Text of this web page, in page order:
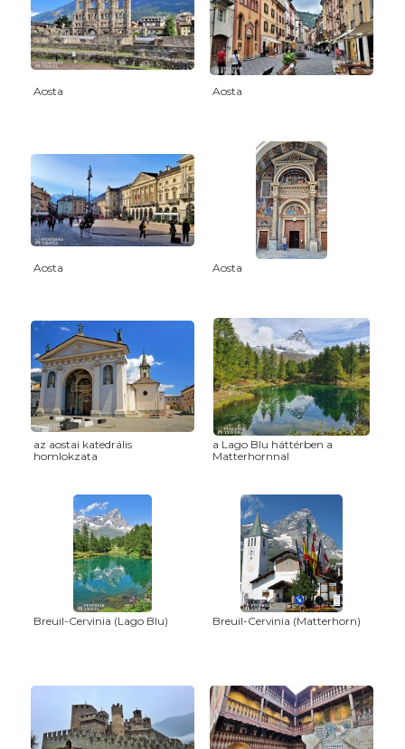
Aosta Aosta
Aosta Aosta
az aostai katedrális
homlokzata
a Lago Blu háttérben a
Matterhornnal
Breuil-Cervinia (Lago Blu) Breuil-Cervinia (Matterhorn)